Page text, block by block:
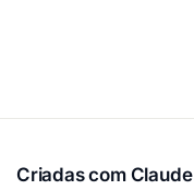
Criadas com